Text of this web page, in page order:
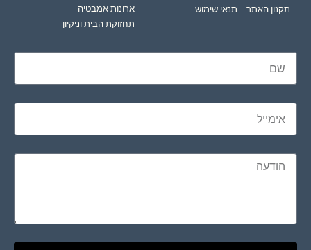
תקנון האתר – תנאי שימוש
ארונות אמבטיה
תחזוקת הבית וניקיון